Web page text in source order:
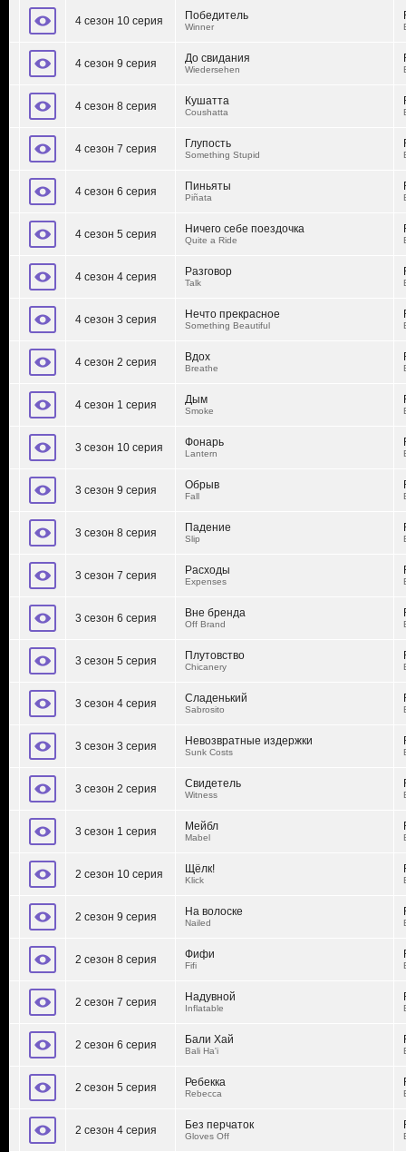
4 сезон 10 серия Победитель
Winner
4 сезон 9 серия До свидания
Wiedersehen
4 сезон 8 серия Кушатта
Coushatta
4 сезон 7 серия Глупость
Something Stupid
4 сезон 6 серия Пиньяты
Piñata
4 сезон 5 серия Ничего себе поездочка
Quite a Ride
4 сезон 4 серия Разговор
Talk
4 сезон 3 серия Нечто прекрасное
Something Beautiful
4 сезон 2 серия Вдох
Breathe
4 сезон 1 серия Дым
Smoke
3 сезон 10 серия Фонарь
Lantern
3 сезон 9 серия Обрыв
Fall
3 сезон 8 серия Падение
Slip
3 сезон 7 серия Расходы
Expenses
3 сезон 6 серия Вне бренда
Off Brand
3 сезон 5 серия Плутовство
Chicanery
3 сезон 4 серия Сладенький
Sabrosito
3 сезон 3 серия Невозвратные издержки
Sunk Costs
3 сезон 2 серия Свидетель
Witness
3 сезон 1 серия Мейбл
Mabel
2 сезон 10 серия Щёлк!
Klick
2 сезон 9 серия На волоске
Nailed
2 сезон 8 серия Фифи
Fifi
2 сезон 7 серия Надувной
Inflatable
2 сезон 6 серия Бали Хай
Bali Ha'i
2 сезон 5 серия Ребекка
Rebecca
2 сезон 4 серия Без перчаток
Gloves Off